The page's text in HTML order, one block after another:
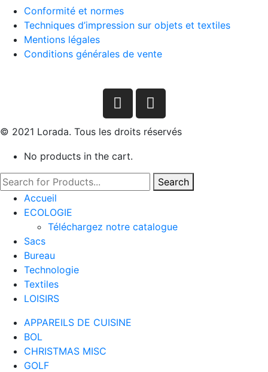
Conformité et normes
Techniques d’impression sur objets et textiles
Mentions légales
Conditions générales de vente
© 2021 Lorada. Tous les droits réservés
No products in the cart.
Search
Accueil
ECOLOGIE
Téléchargez notre catalogue
Sacs
Bureau
Technologie
Textiles
LOISIRS
APPAREILS DE CUISINE
BOL
CHRISTMAS MISC
GOLF